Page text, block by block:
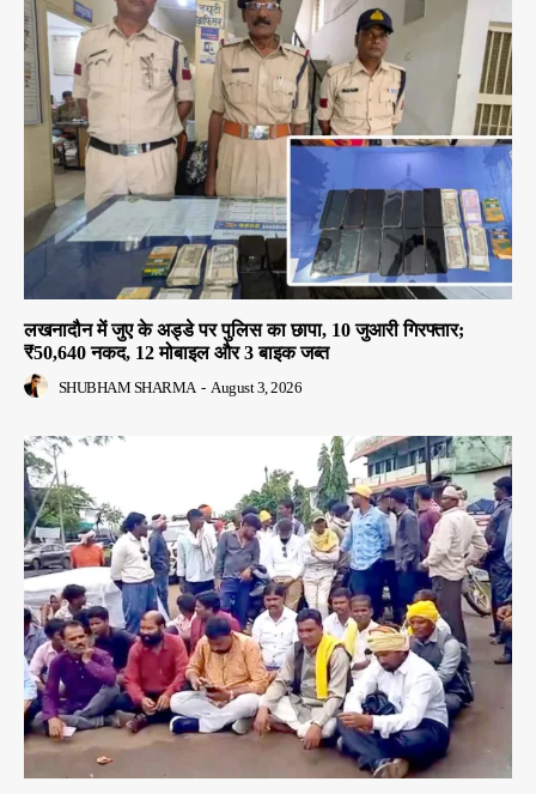
लखनादौन में जुए के अड्डे पर पुलिस का छापा, 10 जुआरी गिरफ्तार;
₹50,640 नकद, 12 मोबाइल और 3 बाइक जब्त
SHUBHAM SHARMA - August 3, 2026